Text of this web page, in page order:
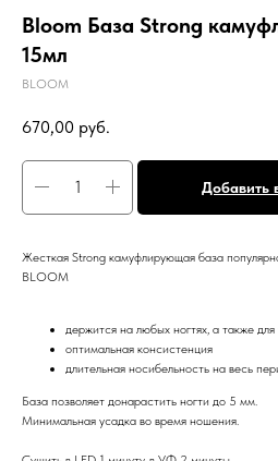
Bloom База Strong
15мл
BLOOM
670,00 руб.
Добавить
Жесткая Strong камуфлирующая база
BLOOM
держится на любых ногтях, а также
оптимальная консистенция
длительная носибельность на весь
База позволяет донарастить ногти до 5 мм.
Минимальная усадка во время ношения.